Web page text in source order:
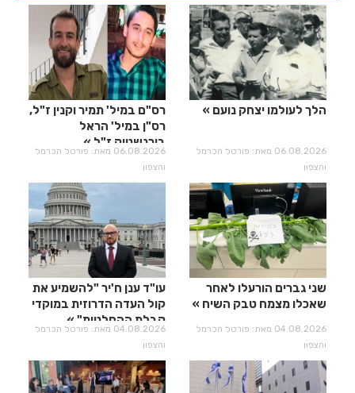
הלך לעולמו יצחק נועם
06.08.2026 מאת: פורטל הכרמל
והצפון
רס"ם במיל' תמיר וקנין ז"ל,
רס"ן במיל' הראל
בירנשטוק ז"ל
06.08.2026 מאת: פורטל הכרמל
והצפון
שני גברים הורעלו לאחר
שאכלו מצמח טבק השיח
04.08.2026 מאת: פורטל הכרמל
והצפון
עו"ד ענן ח'יר "להשמיע את
קול העדה הדרוזית במוקדי
קבלת ההחלטות"
04.08.2026 מאת: פורטל הכרמל
והצפון